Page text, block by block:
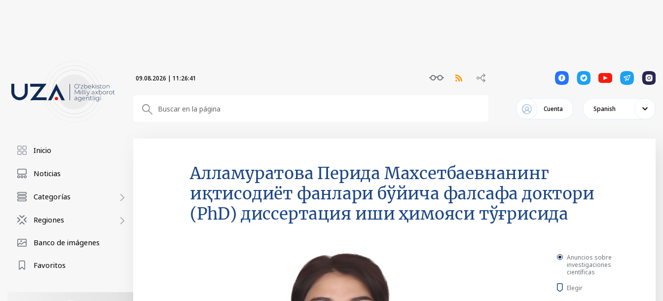
09.08.2026 | 11:26:41 1 1 1 1 1
Cuenta Spanish
Inicio
Noticias
Categorías
Regiones
Banco de imágenes
Favoritos
Алламуратова Перида Махсетбаевнанинг
иқтисодиёт фанлари бўйича фалсафа доктори
(PhD) диссертация иши ҳимояси тўғрисида
Anuncios sobre
investigaciones
científicas
Elegir